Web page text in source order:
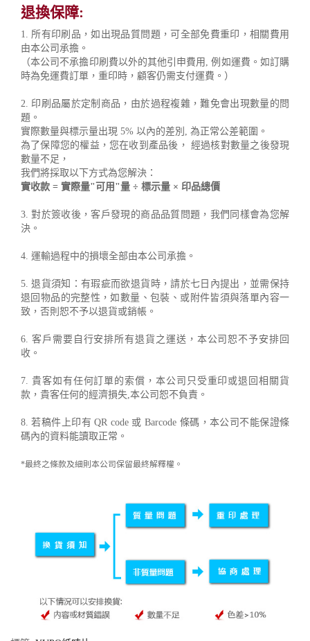
退換保障:
1. 所有印刷品，如出現品質問題，可全部免費重印，相關費用
由本公司承擔。
（本公司不承擔印刷費以外的其他引申費用, 例如運費。如訂購
時為免運費訂單，重印時，顧客仍需支付運費。）
2. 印刷品屬於定制商品，由於過程複雜，難免會出現數量的問
題。
實際數量與標示量出現 5% 以內的差別, 為正常公差範圍。
為了保障您的權益，您在收到產品後， 經過核對數量之後發現
數量不足，
我們將採取以下方式為您解決：
實收款 = 實際量"可用"量 ÷ 標示量 × 印品總價
3. 對於簽收後，客戶發現的商品品質問題，我們同樣會為您解
決。
4. 運輸過程中的損壞全部由本公司承擔。
5. 退貨須知：有瑕疵而欲退貨時，請於七日內提出，並需保持
退回物品的完整性，如數量、包裝、或附件皆須與落單內容一
致，否則恕不予以退貨或銷帳。
6. 客戶需要自行安排所有退貨之運送，本公司恕不予安排回
收。
7. 貴客如有任何訂單的索償，本公司只受重印或退回相關貨
款，貴客任何的經濟損失,本公司恕不負責。
8. 若稿件上印有 QR code 或 Barcode 條碼，本公司不能保證條
碼內的資料能讀取正常。
*最終之條款及細則本公司保留最終解釋權。